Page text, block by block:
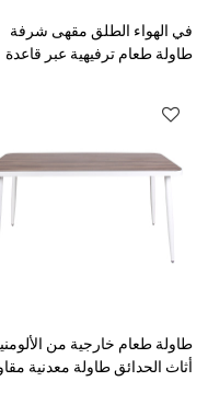
في الهواء الطلق مقهى شرفة
طاولة طعام ترفيهية عبر قاعدة
طاولة طعام خارجية من
أثاث الحدائق طاولة معدنية